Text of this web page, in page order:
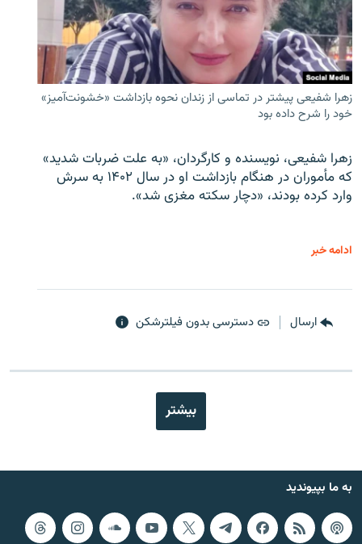
زهرا شفیعی پیشتر در تماسی از زندان نحوه بازداشت «خشونت‌آمیز»
خود را شرح داده بود
زهرا شفیعی، نویسنده و کارگردان، «به علت ضربات شدید»
که مأموران در هنگام بازداشت او در سال ۱۴۰۲ به سرش
وارد کرده بودند، «دچار سکته مغزی شد».
ادامه خبر
ارسال دسترسی بدون فیلترشکن
بیشتر
به ما بپیوندید